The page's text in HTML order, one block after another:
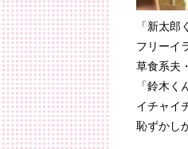
「新太郎
フリーイ
草食系夫
「鈴木く
イチャイ
恥ずかし